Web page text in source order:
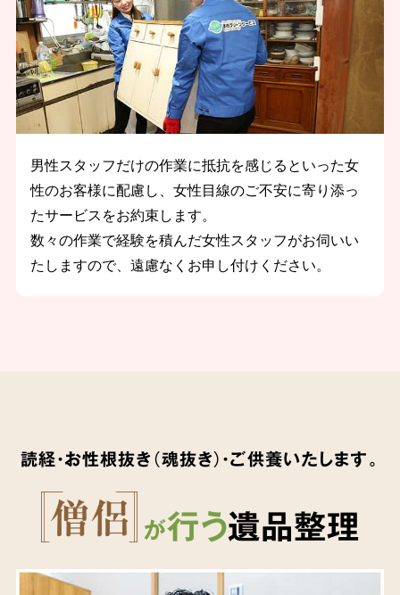
男性スタッフだけの作業に抵抗を感じるといった女
性のお客様に配慮し、女性目線のご不安に寄り添っ
たサービスをお約束します。
数々の作業で経験を積んだ女性スタッフがお伺いい
たしますので、遠慮なくお申し付けください。
が行う遺品整理
読経・お性根抜き（魂抜き）・ご供養いたします。